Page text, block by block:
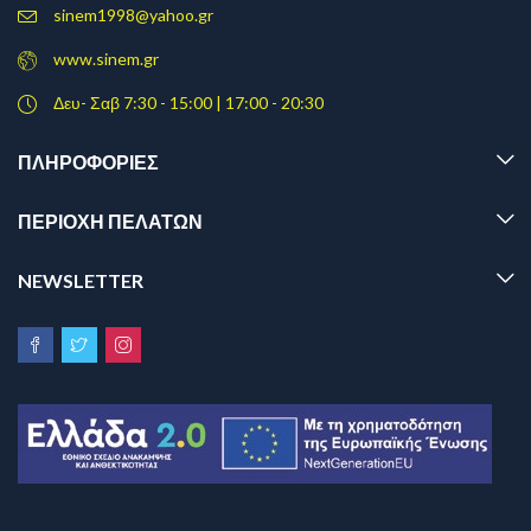
sinem1998@yahoo.gr
www.sinem.gr
Δευ- Σαβ 7:30 - 15:00 | 17:00 - 20:30
ΠΛΗΡΟΦΟΡΊΕΣ
ΠΕΡΙΟΧΗ ΠΕΛΑΤΩΝ
NEWSLETTER